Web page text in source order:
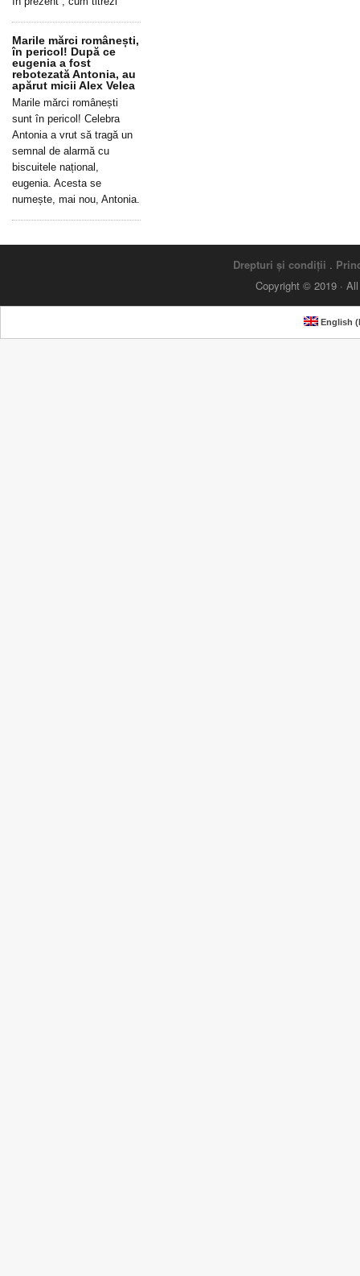
Marile mărci românești,
în pericol! După ce
eugenia a fost
rebotezată Antonia, au
apărut micii Alex Velea
Marile mărci românești
sunt în pericol! Celebra
Antonia a vrut să tragă un
semnal de alarmă cu
biscuitele național,
eugenia. Acesta se
numește, mai nou, Antonia.
Drepturi și condiții .
Copyright © 2019 ·
English (